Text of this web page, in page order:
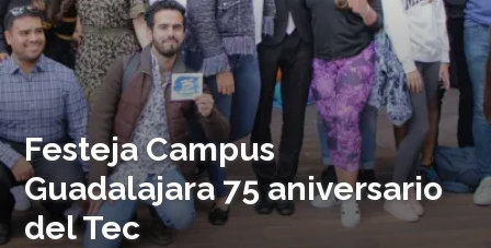
Festeja Campus
Guadalajara 75 aniversario
del Tec